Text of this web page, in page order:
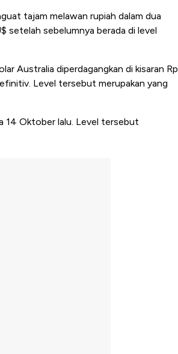
tajam melawan rupiah dalam dua
setelah sebelumnya berada di level
Australia diperdagangkan di kisaran Rp
Level tersebut merupakan yang
14 Oktober lalu. Level tersebut